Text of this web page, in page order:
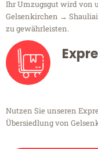
Ihr Umzugsgut wird von
Gelsenkirchen →
zu gewährleisten.
Nutzen Sie unseren
Übersiedlung von